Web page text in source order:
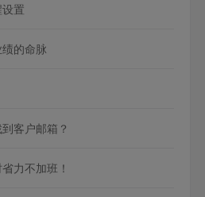
置
的命脉
客户邮箱？
力不加班！